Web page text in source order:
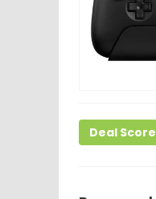
Deal Score